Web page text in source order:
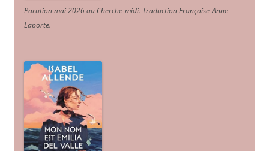
Parution mai 2026 au Cherche-midi. Traduction Françoise-Anne
Laporte.